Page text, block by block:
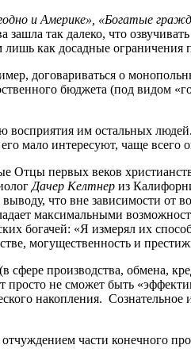
и Америке», «Богатые
так далеко, что
как досадные ограничения
договариваться о
бюджета (под видом
им остальных
мало интересуют, чаще всего
Отцы первых веков
Дачер Келтнер из
что вне зависимости
максимальными
богачей: «Я измерял их
могущественность и
сфере производства, обмена,
не сможет быть
накопления.
части конечного